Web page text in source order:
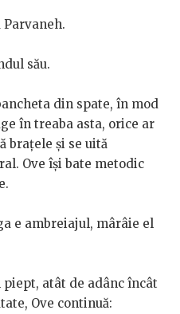
său.
din spate, în mod
în treaba asta, orice ar
brațele și se uită
Ove își bate metodic
e ambreiajul, mârâie el
atât de adânc încât
Ove continuă: